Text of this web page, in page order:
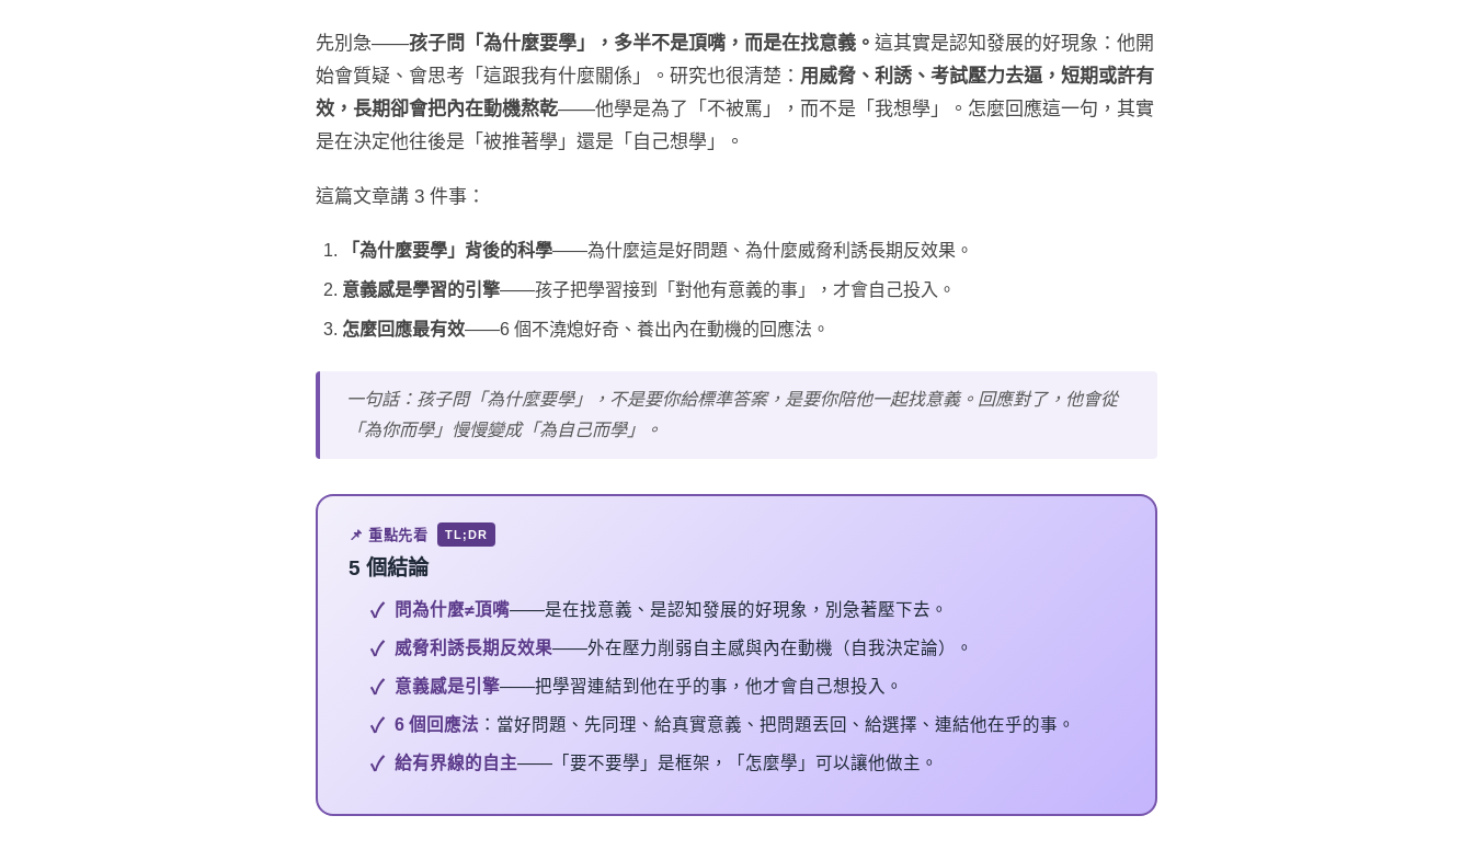
先別急——孩子問「為什麼要學」，多半不是頂嘴，而是在找意義。 這其實是認知發展的好現象：他開
始會質疑、會思考「這跟我有什麼關係」。研究也很清楚： 用威脅、利誘、考試壓力去逼，短期或許有
效，長期卻會把內在動機熬乾——他學是為了「不被罵」，而不是「我想學」。怎麼回應這一句，其實
是在決定他往後是「被推著學」還是「自己想學」。
這篇文章講 3 件事：
「為什麼要學」背後的科學——為什麼這是好問題、為什麼威脅利誘長期反效果。
意義感是學習的引擎——孩子把學習接到「對他有意義的事」，才會自己投入。
怎麼回應最有效——6 個不澆熄好奇、養出內在動機的回應法。
一句話：孩子問「為什麼要學」，不是要你給標準答案，是要你陪他一起找意義。回應對了，他會從
「為你而學」慢慢變成「為自己而學」。
📌 重點先看 TL;DR
5 個結論
問為什麼≠頂嘴——是在找意義、是認知發展的好現象，別急著壓下去。
威脅利誘長期反效果——外在壓力削弱自主感與內在動機（自我決定論）。
意義感是引擎——把學習連結到他在乎的事，他才會自己想投入。
6 個回應法 ：當好問題、先同理、給真實意義、把問題丟回、給選擇、連結他在乎的事。
給有界線的自主——「要不要學」是框架，「怎麼學」可以讓他做主。